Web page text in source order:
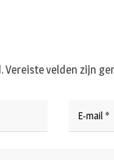
Vereiste velden zijn